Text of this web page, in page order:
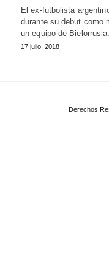
El ex-futbolista
durante su debut como
un equipo de
17 julio, 2018
Derechos